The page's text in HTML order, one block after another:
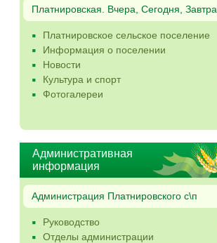
Платнировская. Вчера, Сегодня, Завтра
Платнировское сельское поселение
Информация о поселении
Новости
Культура и спорт
Фотогалереи
Административная
информация
Администрация Платнировского с\п
Руководство
Отделы администрации